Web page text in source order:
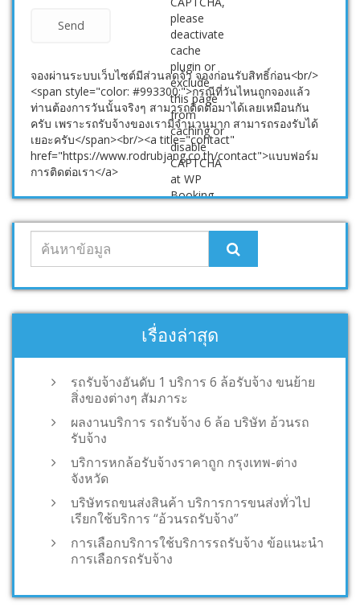
จองผ่านระบบเว็บไซต์มีส่วนลดจ้า จองก่อนรับสิทธิ์ก่อน<br/>
<span style="color: #993300;">กรณีที่วันไหนถูกจองแล้ว
ท่านต้องการวันนั้นจริงๆ สามารถติดต่อมาได้เลยเหมือนกัน
ครับ เพราะรถรับจ้างของเรามีจำนวนมาก สามารถรองรับได้
เยอะครับ</span><br/><a title="contact"
href="https://www.rodrubjang.co.th/contact">แบบฟอร์ม
การติดต่อเรา</a>
เรื่องล่าสุด
รถรับจ้างอันดับ 1 บริการ 6 ล้อรับจ้าง ขนย้าย
สิ่งของต่างๆ สัมภาระ
ผลงานบริการ รถรับจ้าง 6 ล้อ บริษัท อ้วนรถ
รับจ้าง
บริการหกล้อรับจ้างราคาถูก กรุงเทพ-ต่าง
จังหวัด
บริษัทรถขนส่งสินค้า บริการการขนส่งทั่วไป
เรียกใช้บริการ “อ้วนรถรับจ้าง”
การเลือกบริการใช้บริการรถรับจ้าง ข้อแนะนำ
การเลือกรถรับจ้าง